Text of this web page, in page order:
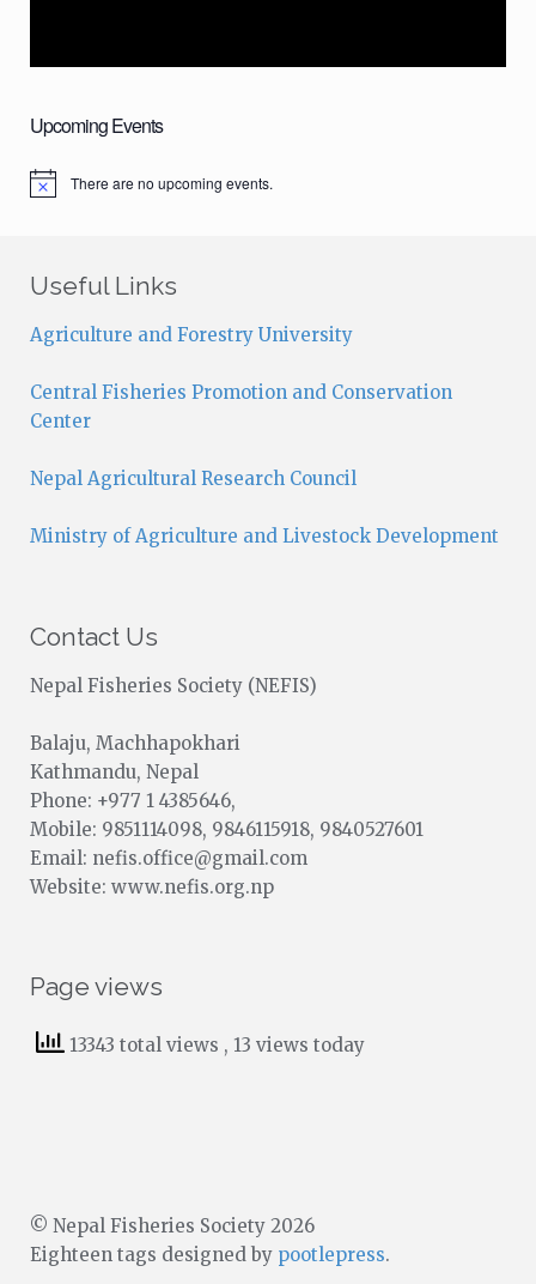
Upcoming Events
N
e
There are no upcoming events.
Useful Links
Agriculture and Forestry University
Central Fisheries Promotion and Conservation
Center
Nepal Agricultural Research Council
Ministry of Agriculture and Livestock Development
Contact Us
Nepal Fisheries Society (NEFIS)
Balaju, Machhapokhari
Kathmandu, Nepal
Phone: +977 1 4385646,
Mobile: 9851114098, 9846115918, 9840527601
Email: nefis.office@gmail.com
Website: www.nefis.org.np
Page views
13343 total views , 13 views today
© Nepal Fisheries Society 2026
Eighteen tags designed by pootlepress.